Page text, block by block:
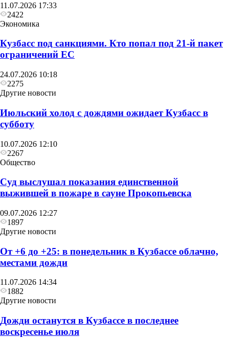
Прокопьевском округе
11.07.2026 17:33
2422
Экономика
Кузбасс под санкциями. Кто попал под 21‑й пакет
ограничений ЕС
24.07.2026 10:18
2275
Другие новости
Июльский холод с дождями ожидает Кузбасс в
субботу
10.07.2026 12:10
2267
Общество
Суд выслушал показания единственной
выжившей в пожаре в сауне Прокопьевска
09.07.2026 12:27
1897
Другие новости
От +6 до +25: в понедельник в Кузбассе облачно,
местами дожди
11.07.2026 14:34
1882
Другие новости
Дожди останутся в Кузбассе в последнее
воскресенье июля